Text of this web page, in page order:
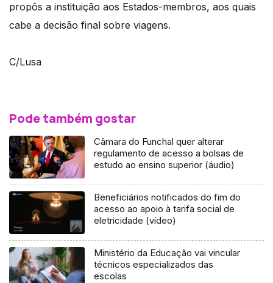
propôs a instituição aos Estados-membros, aos quais
cabe a decisão final sobre viagens.
C/Lusa
Pode também gostar
Câmara do Funchal quer alterar
regulamento de acesso a bolsas de
estudo ao ensino superior (áudio)
Beneficiários notificados do fim do
acesso ao apoio à tarifa social de
eletricidade (vídeo)
Ministério da Educação vai vincular
técnicos especializados das
escolas